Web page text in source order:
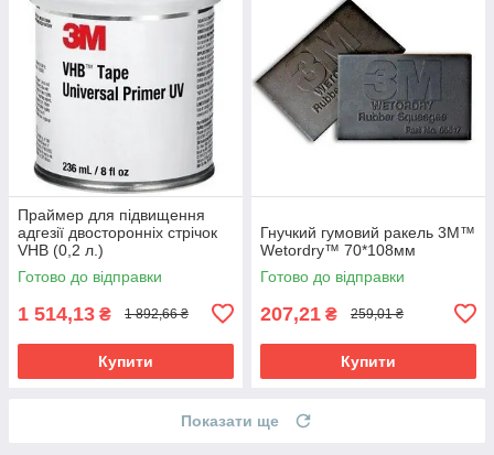
Праймер для підвищення
адгезії двосторонніх стрічок
VHB (0,2 л.)
Готово до відправки
1 514,13 ₴ 1 892,66 ₴
Купити
Гнучкий гумовий ракель 3M™
Wetordry™ 70*108мм
Готово до відправки
207,21 ₴ 259,01 ₴
Купити
Показати ще